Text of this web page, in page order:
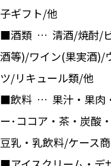
子ギフト/他
■酒類 … 清酒/焼酎/ビ
酒等)/ワイン(果実酒)/
ツ/リキュール類/他
■飲料 … 果汁・果肉
ー･ココア・茶・炭酸
豆乳・乳飲料/ケース